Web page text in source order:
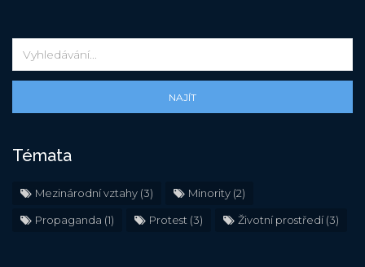
NAJÍT
Témata
Mezinárodní vztahy (3) Minority (2)
Propaganda (1) Protest (3) Životní prostředí(3)